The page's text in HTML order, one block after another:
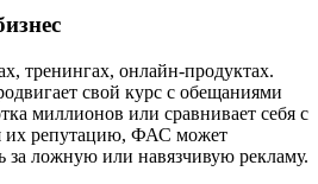
тренингах, онлайн-продуктах.
свой курс с обещаниями
миллионов или сравнивает себя с
их репутацию, ФАС может
за ложную или навязчивую рекламу.